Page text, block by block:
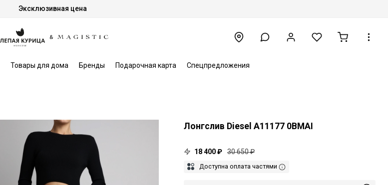
Эксклюзивная цена
Товары для дома Бренды Подарочная карта Спецпредложения
Лонгслив Diesel A11177 0BMAI
18 400 ₽ 30 650 ₽
Доступна оплата частями